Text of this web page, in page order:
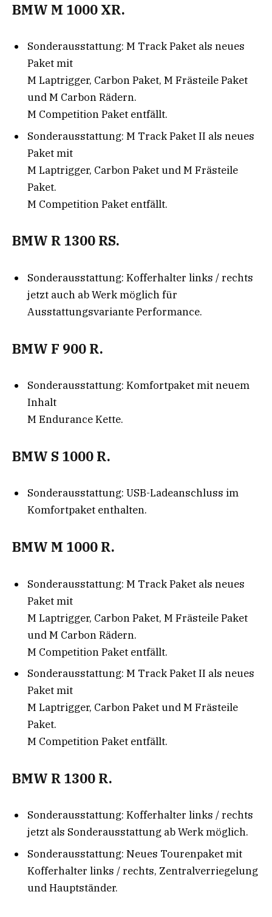
BMW M 1000 XR.
Sonderausstattung: M Track Paket als neues
Paket mit
M Laptrigger, Carbon Paket, M Frästeile Paket
und M Carbon Rädern.
M Competition Paket entfällt.
Sonderausstattung: M Track Paket II als neues
Paket mit
M Laptrigger, Carbon Paket und M Frästeile
Paket.
M Competition Paket entfällt.
BMW R 1300 RS.
Sonderausstattung: Kofferhalter links / rechts
jetzt auch ab Werk möglich für
Ausstattungsvariante Performance.
BMW F 900 R.
Sonderausstattung: Komfortpaket mit neuem
Inhalt
M Endurance Kette.
BMW S 1000 R.
Sonderausstattung: USB-Ladeanschluss im
Komfortpaket enthalten.
BMW M 1000 R.
Sonderausstattung: M Track Paket als neues
Paket mit
M Laptrigger, Carbon Paket, M Frästeile Paket
und M Carbon Rädern.
M Competition Paket entfällt.
Sonderausstattung: M Track Paket II als neues
Paket mit
M Laptrigger, Carbon Paket und M Frästeile
Paket.
M Competition Paket entfällt.
BMW R 1300 R.
Sonderausstattung: Kofferhalter links / rechts
jetzt als Sonderausstattung ab Werk möglich.
Sonderausstattung: Neues Tourenpaket mit
Kofferhalter links / rechts, Zentralverriegelung
und Hauptständer.